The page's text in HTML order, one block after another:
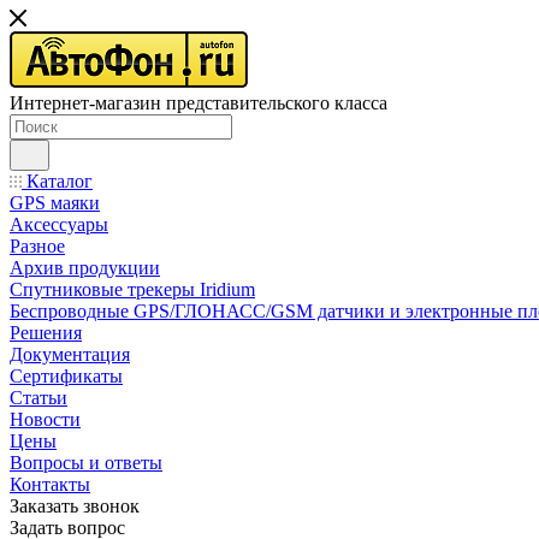
Интернет-магазин представительского класса
Каталог
GPS маяки
Аксессуары
Разное
Архив продукции
Спутниковые трекеры Iridium
Беспроводные GPS/ГЛОНАСС/GSM датчики и электронные
Решения
Документация
Сертификаты
Статьи
Новости
Цены
Вопросы и ответы
Контакты
Заказать звонок
Задать вопрос